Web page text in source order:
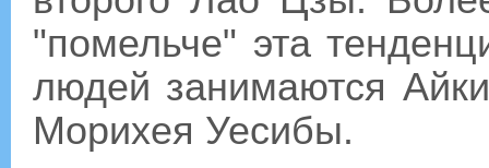
"помельче" эта
людей занимаются
Морихея Уесибы.